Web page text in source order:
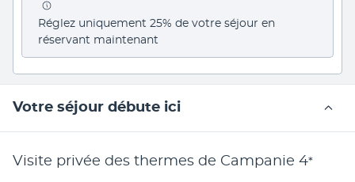
Réglez uniquement 25% de votre séjour en
réservant maintenant
Votre séjour débute ici
Visite privée des thermes de Campanie 4*